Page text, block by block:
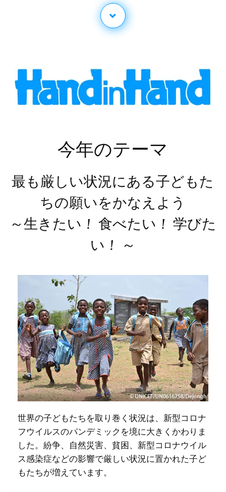
今年のテーマ
最も厳しい状況にある子どもた
ちの願いをかなえよう
～生きたい ！ 食べたい ！ 学びた
い ！ ～
世界の子どもたちを取り巻く状況は、新型コロナ
フウイルスのパンデミックを境に大きくかわりま
した。紛争、自然災害、貧困、新型コロナウイル
ス感染症などの影響で厳しい状況に置かれた子ど
もたちが増えています。